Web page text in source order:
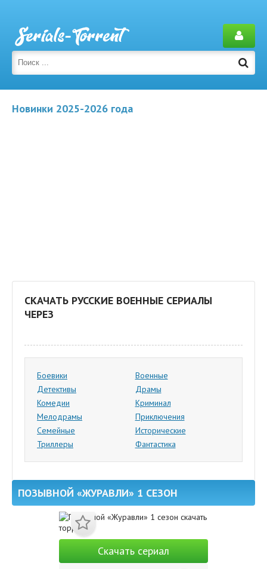
Новинки 2025-2026 года
СКАЧАТЬ РУССКИЕ ВОЕННЫЕ СЕРИАЛЫ
ЧЕРЕЗ
Боевики
Военные
Детективы
Драмы
Комедии
Криминал
Мелодрамы
Приключения
Семейные
Исторические
Триллеры
Фантастика
ПОЗЫВНОЙ «ЖУРАВЛИ» 1 СЕЗОН
Скачать сериал